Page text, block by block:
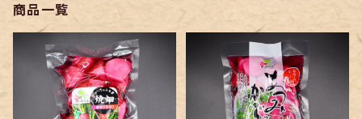
商品一覧